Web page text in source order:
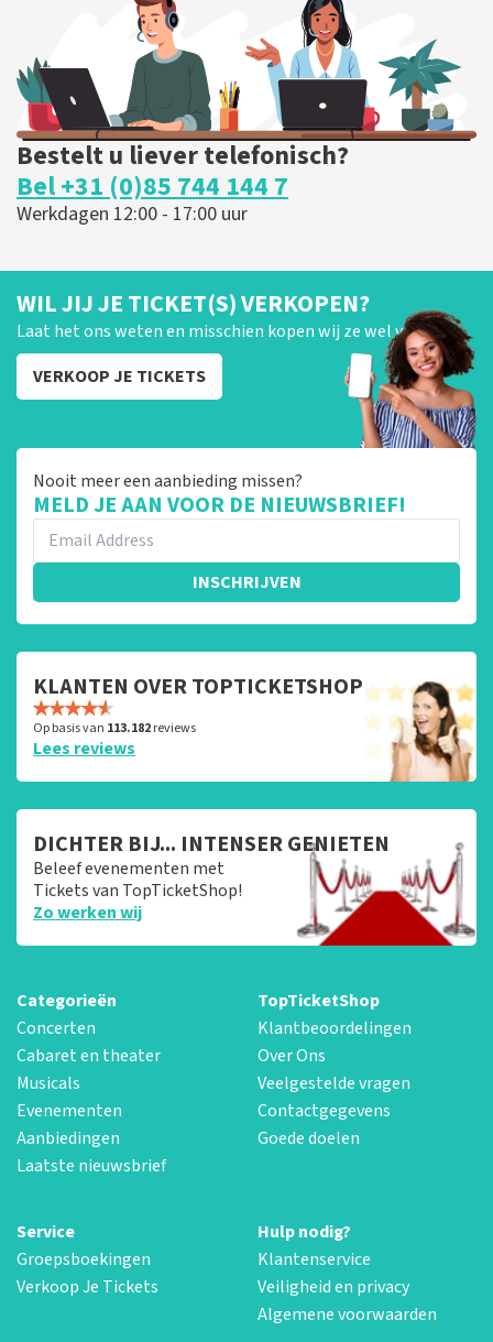
Bestelt u liever telefonisch?
Bel +31 (0)85 744 144 7
Werkdagen 12:00 - 17:00 uur
WIL JIJ JE TICKET(S) VERKOPEN?
Laat het ons weten en misschien kopen wij ze wel van je!
VERKOOP JE TICKETS
Nooit meer een aanbieding missen?
MELD JE AAN VOOR DE NIEUWSBRIEF!
INSCHRIJVEN
KLANTEN OVER TOPTICKETSHOP
Op basis van 113.182reviews
Lees reviews
DICHTER BIJ... INTENSER GENIETEN
Beleef evenementen met
Tickets van TopTicketShop!
Zo werken wij
Categorieën
Concerten
Cabaret en theater
Musicals
Evenementen
Aanbiedingen
Laatste nieuwsbrief
TopTicketShop
Klantbeoordelingen
Over Ons
Veelgestelde vragen
Contactgegevens
Goede doelen
Service
Groepsboekingen
Verkoop Je Tickets
Hulp nodig?
Klantenservice
Veiligheid en privacy
Algemene voorwaarden